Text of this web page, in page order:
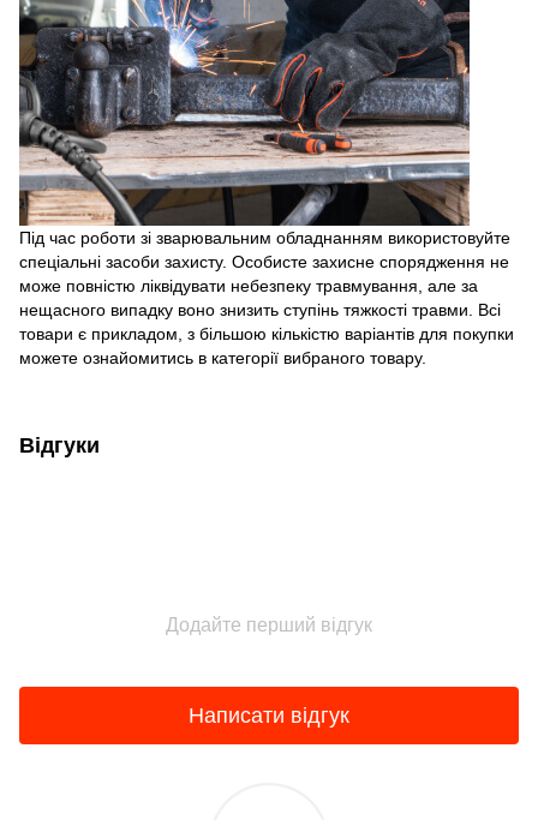
Під час роботи зі зварювальним обладнанням використовуйте
спеціальні засоби захисту. Особисте захисне спорядження не
може повністю ліквідувати небезпеку травмування, але за
нещасного випадку воно знизить ступінь тяжкості травми. Всі
товари є прикладом, з більшою кількістю варіантів для покупки
можете ознайомитись в категорії вибраного товару.
Відгуки
Додайте перший відгук
Написати відгук